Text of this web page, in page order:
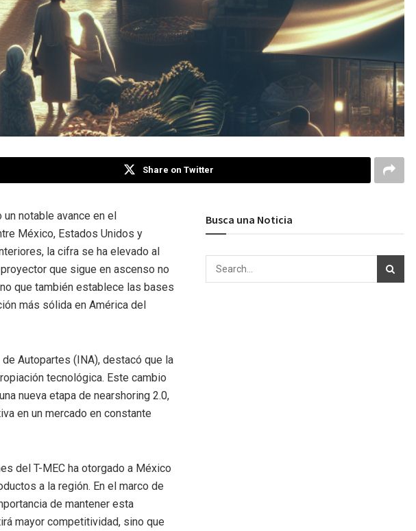
Share on Twitter
notable avance en el
México, Estados Unidos y
la cifra se ha elevado al
que sigue en ascenso no
que también establece las bases
más sólida en América del
Autopartes (INA), destacó que la
tecnológica. Este cambio
nueva etapa de nearshoring 2.0,
en un mercado en constante
del T-MEC ha otorgado a México
a la región. En el marco de
de mantener esta
mayor competitividad, sino que
Busca una Noticia